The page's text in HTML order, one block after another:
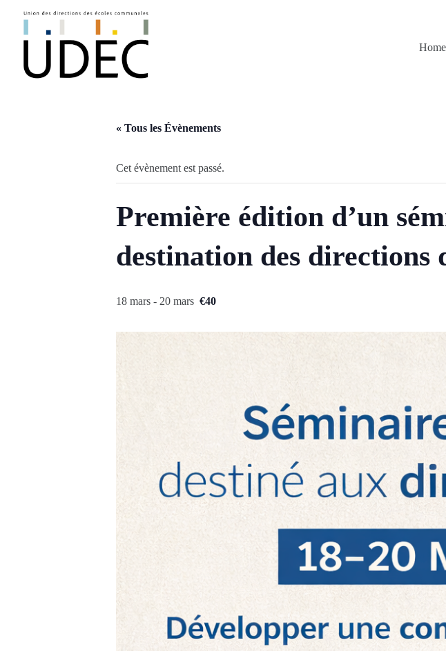
Home
« Tous les Évènements
Cet évènement est passé.
Première édition d’un
destination des directions
18 mars - 20 mars €40